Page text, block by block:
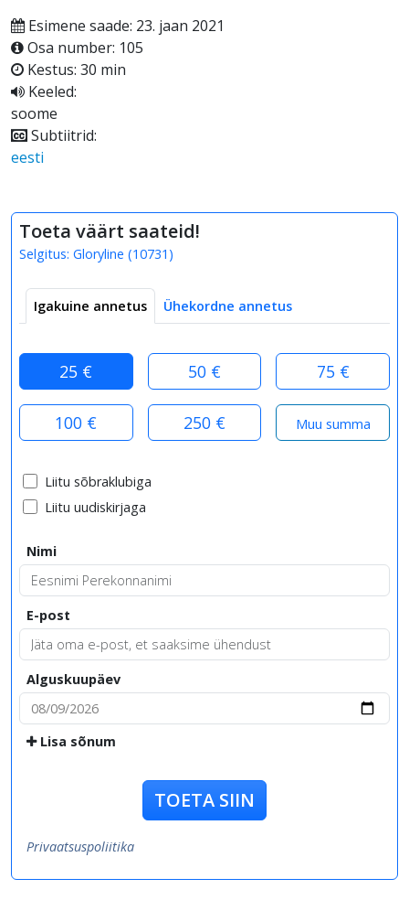
Esimene saade: 23. jaan 2021
Osa number: 105
Kestus: 30 min
Keeled:
soome
Subtiitrid:
eesti
Toeta väärt saateid!
Selgitus: Gloryline (10731 )
Igakuine annetus Ühekordne annetus
25 € 50 € 75 €
100 € 250 €
Liitu sõbraklubiga
Liitu uudiskirjaga
Nimi
E-post
Alguskuupäev
Lisa sõnum
TOETA SIIN
Privaatsuspoliitika